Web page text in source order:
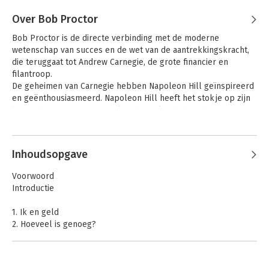
Over Bob Proctor
Bob Proctor is de directe verbinding met de moderne
wetenschap van succes en de wet van de aantrekkingskracht,
die teruggaat tot Andrew Carnegie, de grote financier en
filantroop.
De geheimen van Carnegie hebben Napoleon Hill geïnspireerd
en geënthousiasmeerd. Napoleon Hill heeft het stokje op zijn
dé inspirator in de bestseller The Secret, werkt al 40 jaar op
seminars en persoonlijke coaching heeft hij de levens van
miljoenen mensen veranderd.
Andere boeken door Bob Proctor
Inhoudsopgave
Voorwoord
Introductie
1. Ik en geld
2. Hoeveel is genoeg?